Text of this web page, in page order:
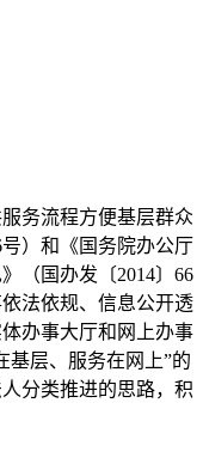
务流程方便基层群众
）和《国务院办公厅
（国办发〔2014〕66
法依规、信息公开透
办事大厅和网上办事
基层、服务在网上”的
分类推进的思路，积